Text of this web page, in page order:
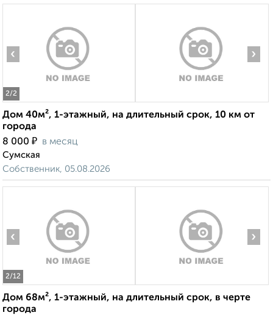
2/2
‹ ›
Дом 40м², 1-этажный, на длительный срок, 10 км от
города
8 000 ₽ в месяц
Сумская
Собственник, 05.08.2026
2/12
‹ ›
Дом 68м², 1-этажный, на длительный срок, в черте
города